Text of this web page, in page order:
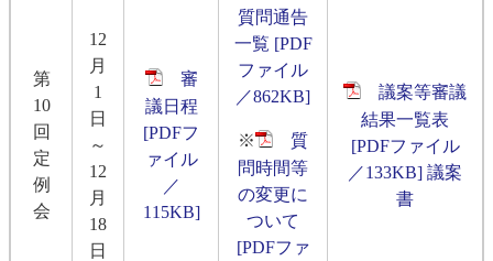
第
10
回
定
例
会
12
月
1
日
～
12
月
18
日
審
議日程
[PDFフ
ァイル
／
115KB]
質問通告
一覧 [PDF
ファイル
／862KB]
※
質
問時間等
の変更に
ついて
[PDFファ
議案等審議
結果一覧表
[PDFファイル
／133KB] 議案
書